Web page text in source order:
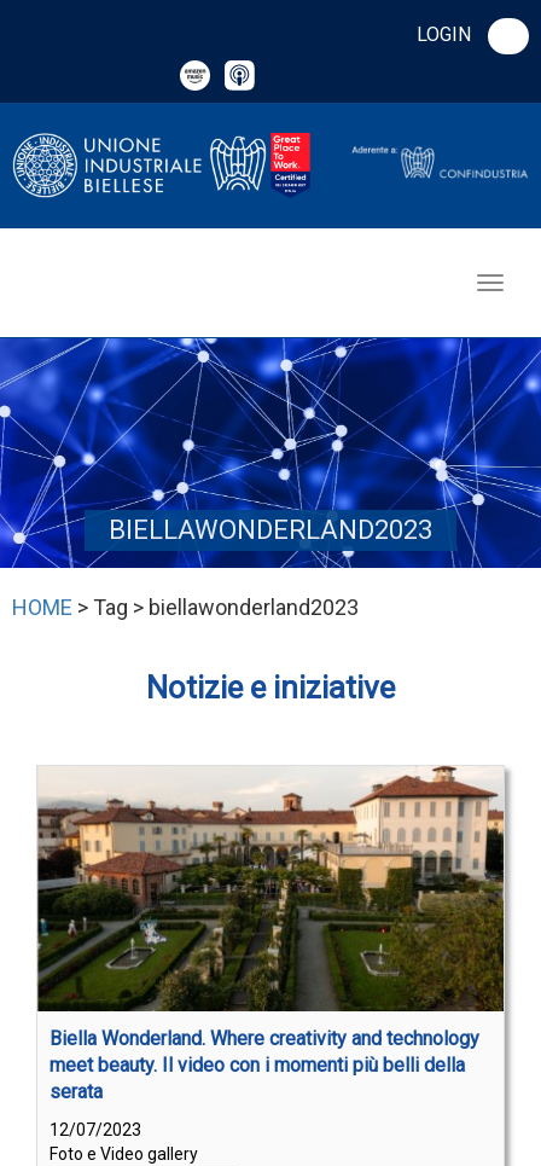
LOGIN
BIELLAWONDERLAND2023
HOME > Tag > biellawonderland2023
Notizie e iniziative
Biella Wonderland. Where creativity and technology
meet beauty. Il video con i momenti più belli della
serata
12/07/2023
Foto e Video gallery